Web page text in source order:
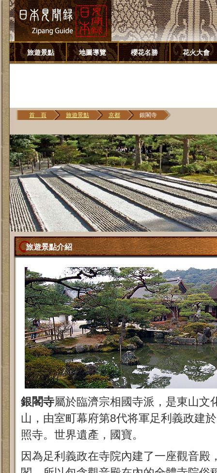
旅遊景點 地圖導覽 櫻花名勝 花火大會
首 頁 旅遊景點 京都 銀閣寺
旅遊景點介紹
銀閣寺屬於臨濟宗相國寺派，是東山文
山，由室町幕府第8代将軍足利義政建
照寺。世界遺產，國寶。
因為足利義政在寺院內建了一座觀音殿